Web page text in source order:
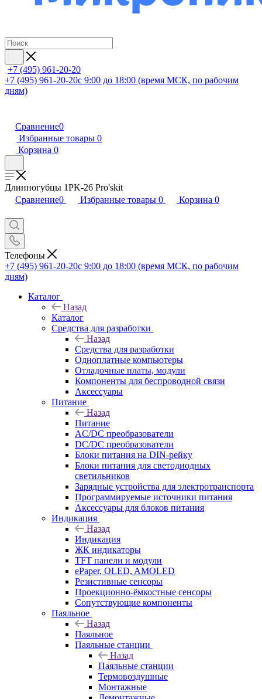
+7 (495) 961-20-20
+7 (495) 961-20-20с 9:00 до 18:00 (время МСК, по рабочим
дням)
Сравнение0
Избранные товары 0
Корзина 0
Длинногубцы 1PK-26 Pro'skit
Сравнение0 Избранные товары 0 Корзина 0
Телефоны
+7 (495) 961-20-20с 9:00 до 18:00 (время МСК, по рабочим
дням)
Каталог
Назад
Каталог
Средства для разработки
Назад
Средства для разработки
Одноплатные компьютеры
Отладочные платы, модули
Компоненты для беспроводной связи
Аксессуары
Питание
Назад
Питание
AC/DC преобразователи
DC/DC преобразователи
Блоки питания на DIN-рейку
Блоки питания для светодиодных
светильников
Зарядные устройства для электротранспорта
Программируемые источники питания
Аксессуары для блоков питания
Индикация
Назад
Индикация
ЖК индикаторы
TFT панели и модули
ePaper, OLED, AMOLED
Резистивные сенсоры
Проекционно-ёмкостные сенсоры
Сопутствующие компоненты
Паяльное
Назад
Паяльное
Паяльные станции
Назад
Паяльные станции
Термовоздушные
Монтажные